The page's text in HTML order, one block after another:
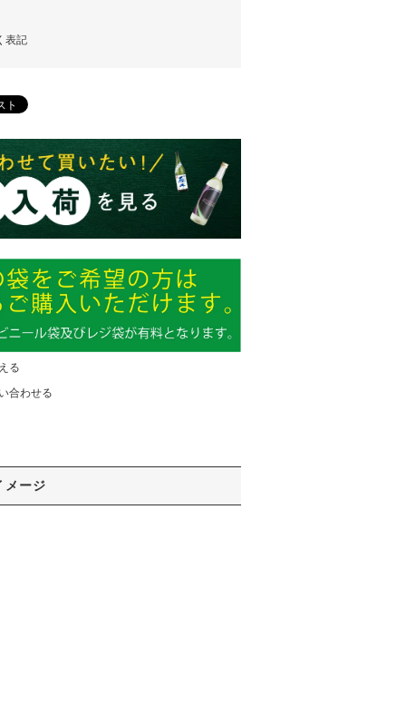
表記
る
合わせる
メージ